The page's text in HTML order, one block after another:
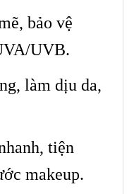
bảo vệ
UVB.
làm dịu da,
tiện
makeup.